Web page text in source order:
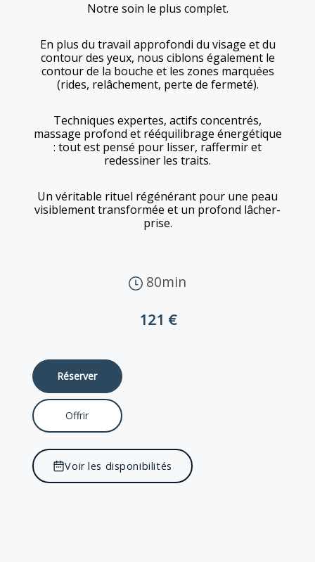
Notre soin le plus complet.
En plus du travail approfondi du visage et du
contour des yeux, nous ciblons également le
contour de la bouche et les zones marquées
(rides, relâchement, perte de fermeté).
Techniques expertes, actifs concentrés,
massage profond et rééquilibrage énergétique
: tout est pensé pour lisser, raffermir et
redessiner les traits.
Un véritable rituel régénérant pour une peau
visiblement transformée et un profond lâcher-
prise.
80min
121 €
Réserver
Offrir
Voir les disponibilités